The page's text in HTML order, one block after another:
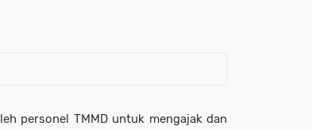
personel TMMD untuk mengajak dan